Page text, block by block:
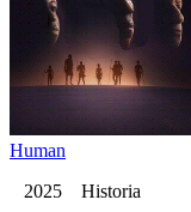
Human
2025 Historia